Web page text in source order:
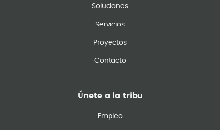
Soluciones
Servicios
Proyectos
Contacto
Únete a la tribu
Empleo